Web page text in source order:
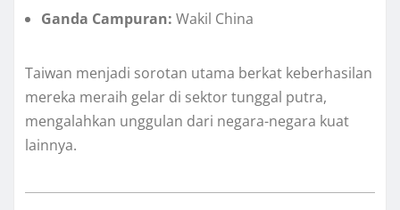
Ganda Campuran: Wakil China
Taiwan menjadi sorotan utama berkat keberhasilan
mereka meraih gelar di sektor tunggal putra,
mengalahkan unggulan dari negara-negara kuat
lainnya.